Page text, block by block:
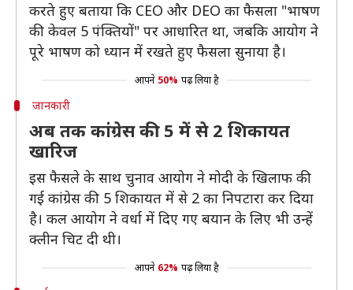
करते हुए बताया कि CEO और DEO का फैसला "भाषण
की केवल 5 पंक्तियों" पर आधारित था, जबकि आयोग ने
पूरे भाषण को ध्यान में रखते हुए फैसला सुनाया है।
आपने 50% पढ़ लिया है
जानकारी
अब तक कांग्रेस की 5 में से 2 शिकायत
खारिज
इस फैसले के साथ चुनाव आयोग ने मोदी के खिलाफ की
गई कांग्रेस की 5 शिकायत में से 2 का निपटारा कर दिया
है। कल आयोग ने वर्धा में दिए गए बयान के लिए भी उन्हें
क्लीन चिट दी थी।
आपने 62% पढ़ लिया है